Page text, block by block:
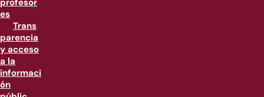
profesor
es
Trans
parencia
y acceso
a la
informaci
ón